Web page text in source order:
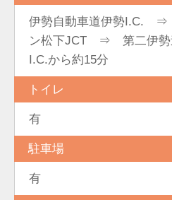
伊勢自動車道伊勢I.C. ⇒
ン松下JCT ⇒ 第二伊勢
I.C.から約15分
トイレ
有
駐車場
有